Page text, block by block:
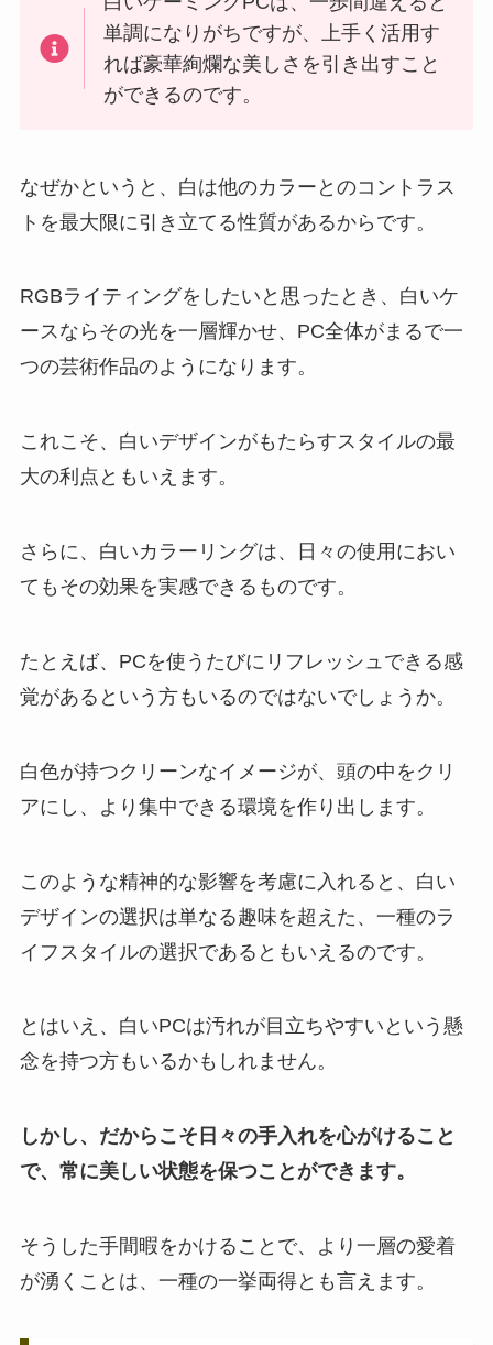
単調になりがちですが、上手く活用す
れば豪華絢爛な美しさを引き出すこと
ができるのです。
なぜかというと、白は他のカラーとのコントラス
トを最大限に引き立てる性質があるからです。
RGBライティングをしたいと思ったとき、白いケ
ースならその光を一層輝かせ、PC全体がまるで一
つの芸術作品のようになります。
これこそ、白いデザインがもたらすスタイルの最
大の利点ともいえます。
さらに、白いカラーリングは、日々の使用におい
てもその効果を実感できるものです。
たとえば、PCを使うたびにリフレッシュできる感
覚があるという方もいるのではないでしょうか。
白色が持つクリーンなイメージが、頭の中をクリ
アにし、より集中できる環境を作り出します。
このような精神的な影響を考慮に入れると、白い
デザインの選択は単なる趣味を超えた、一種のラ
イフスタイルの選択であるともいえるのです。
とはいえ、白いPCは汚れが目立ちやすいという懸
念を持つ方もいるかもしれません。
しかし、だからこそ日々の手入れを心がけること
で、常に美しい状態を保つことができます。
そうした手間暇をかけることで、より一層の愛着
が湧くことは、一種の一挙両得とも言えます。